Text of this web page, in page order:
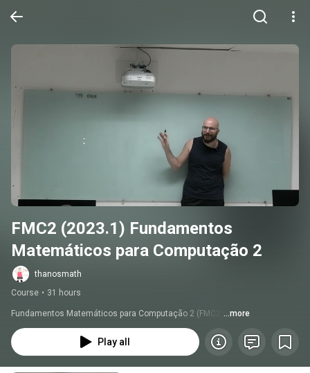
FMC2 (2023.1) Fundamentos
Matemáticos para Computação 2
thanosmath
Course • 31 hours
Fundamentos Matemáticos para Computação 2 (FMC2) ...more
Play all